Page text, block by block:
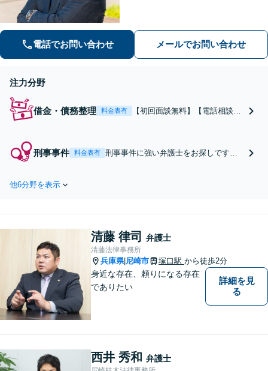
院での受験指導経験があり、わかりや
すい説明を心がけています【池田駅2
分】
電話でお問い合わせ メールでお問い合わせ
注力分野
借金・債務整理 料金表有
【初回面談無料】【電話相談
破産に精通した弁護士が手続き
刑事事件 料金表有
刑事事件に強い弁護士をお探しです
分の獲得・早期の身柄解放を目指しま
他6分野を表示
清藤 律司 弁護士
清藤法律事務所
兵庫県| 尼崎市 塚口駅 から徒歩2分
身近な存在、頼りになる存在
でありたい
詳細を見
る
西井 秀和 弁護士